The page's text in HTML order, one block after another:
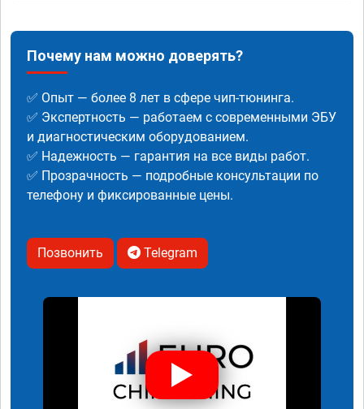
Почему нам можно доверять?
✅ Опыт — более 8 лет в сфере чип-тюнинга.
✅ Экспертность — работаем с современными ЭБУ
и диагностическим оборудованием.
✅ Надежность — гарантия на все виды работ.
✅ Прозрачность — подробные консультации по
телефону и фиксированные цены.
Позвонить Telegram